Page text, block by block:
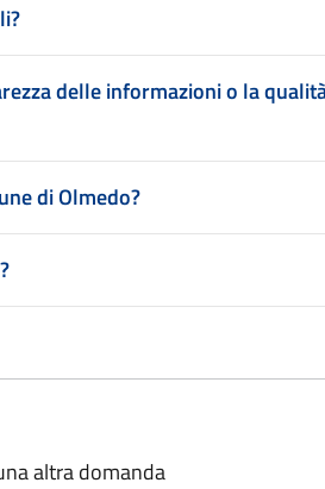
delle informazioni o la
di Olmedo?
altra domanda